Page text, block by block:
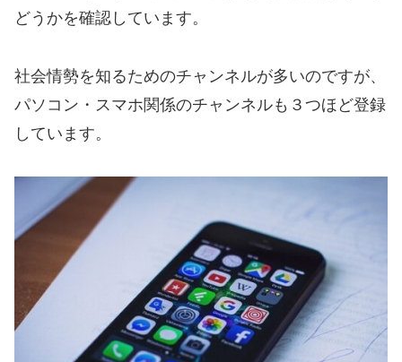
どうかを確認しています。
社会情勢を知るためのチャンネルが多いのですが、
パソコン・スマホ関係のチャンネルも３つほど登録
しています。